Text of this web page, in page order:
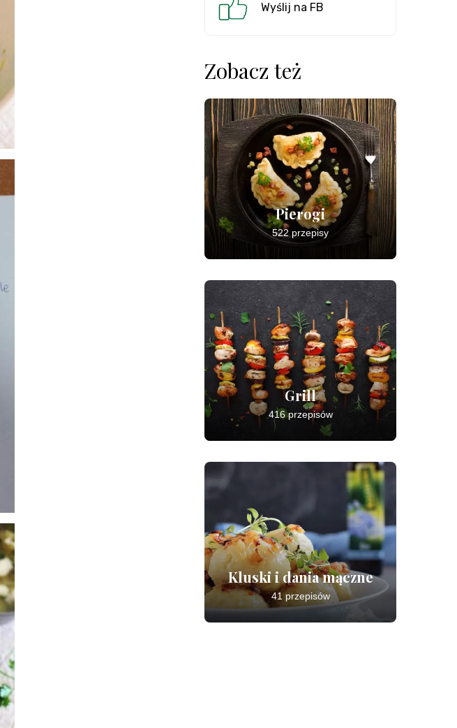
Wyślij na FB
Zobacz też
Pierogi
522 przepisy
Grill
416 przepisów
Kluski i dania mączne
41 przepisów